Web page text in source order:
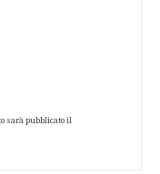
sarà pubblicato il